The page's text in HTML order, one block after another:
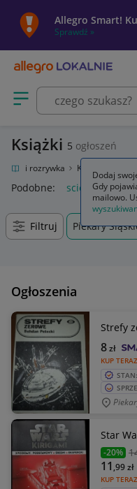
Allegro Smart!
Sprawdź »
Otwórz menu z kategoriami
Książki 5 ogłoszeń
i rozrywka Książki
Podobne: science fiction
Filtruj Piekary
Ogłoszenia
Strefy
KUP TERAZ
8zł
Star
-20%
KUP TERAZ
11 ,99zł
Dodaj
Gdy
mailowo.